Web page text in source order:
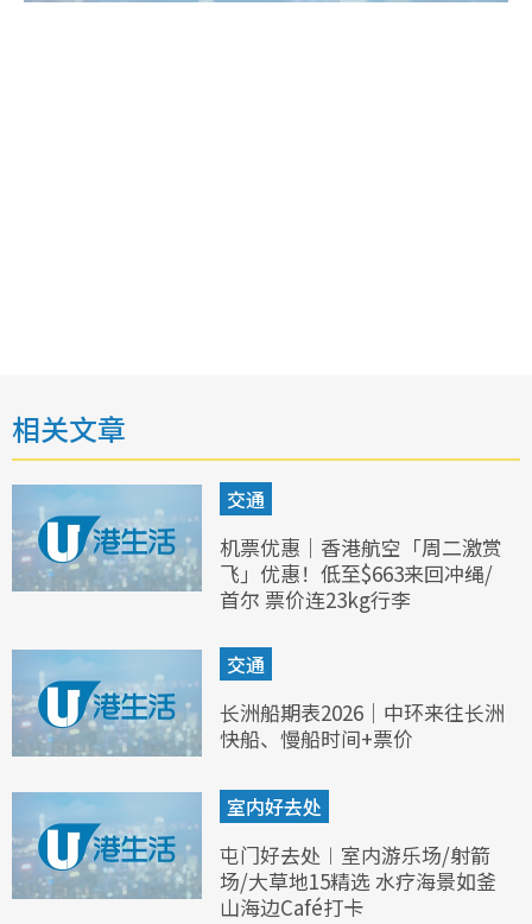
相关文章
交通
机票优惠｜香港航空「周二激赏
飞」优惠！低至$663来回冲绳/
首尔 票价连23kg行李
交通
长洲船期表2026｜中环来往长洲
快船、慢船时间+票价
室内好去处
屯门好去处︱室内游乐场/射箭
场/大草地15精选 水疗海景如釜
山海边Café打卡